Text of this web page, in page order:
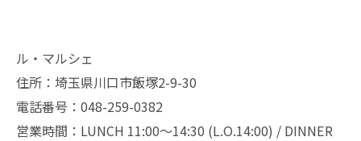
ル・マルシェ
住所：埼玉県川口市飯塚2-9-30
電話番号：048-259-0382
営業時間：LUNCH 11:00～14:30 (L.O.14:00) / DINNER